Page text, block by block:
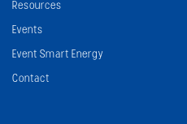
Resources
Events
Event Smart Energy
Contact